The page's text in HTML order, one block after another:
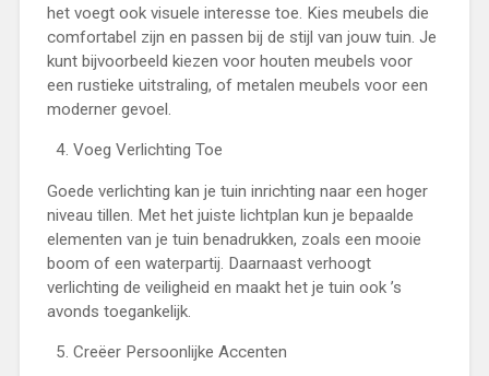
het voegt ook visuele interesse toe. Kies meubels die
comfortabel zijn en passen bij de stijl van jouw tuin. Je
kunt bijvoorbeeld kiezen voor houten meubels voor
een rustieke uitstraling, of metalen meubels voor een
moderner gevoel.
Voeg Verlichting Toe
Goede verlichting kan je tuin inrichting naar een hoger
niveau tillen. Met het juiste lichtplan kun je bepaalde
elementen van je tuin benadrukken, zoals een mooie
boom of een waterpartij. Daarnaast verhoogt
verlichting de veiligheid en maakt het je tuin ook ’s
avonds toegankelijk.
Creëer Persoonlijke Accenten